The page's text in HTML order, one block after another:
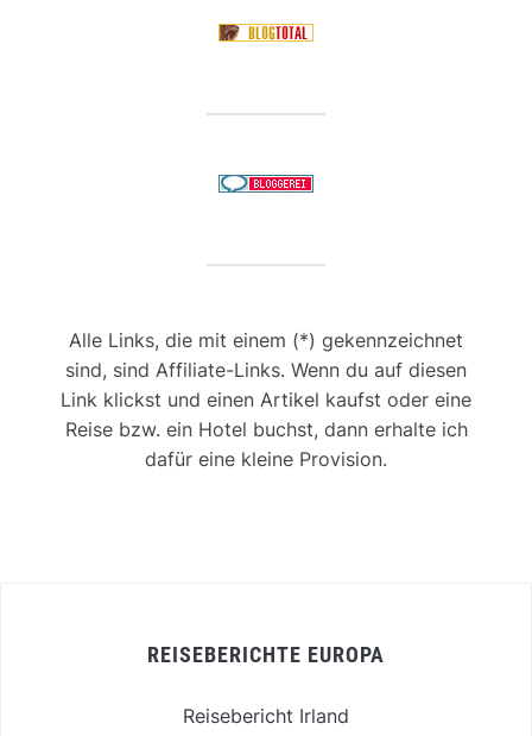
Alle Links, die mit einem (*) gekennzeichnet
sind, sind Affiliate-Links. Wenn du auf diesen
Link klickst und einen Artikel kaufst oder eine
Reise bzw. ein Hotel buchst, dann erhalte ich
dafür eine kleine Provision.
REISEBERICHTE EUROPA
Reisebericht Irland